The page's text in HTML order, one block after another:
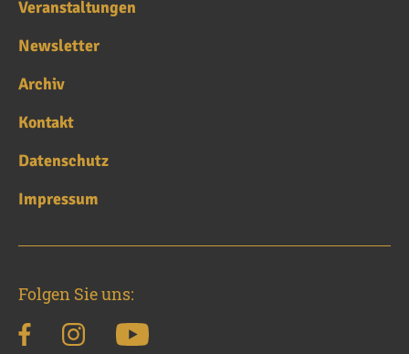
Veranstaltungen
Newsletter
Archiv
Kontakt
Datenschutz
Impressum
Folgen Sie uns: